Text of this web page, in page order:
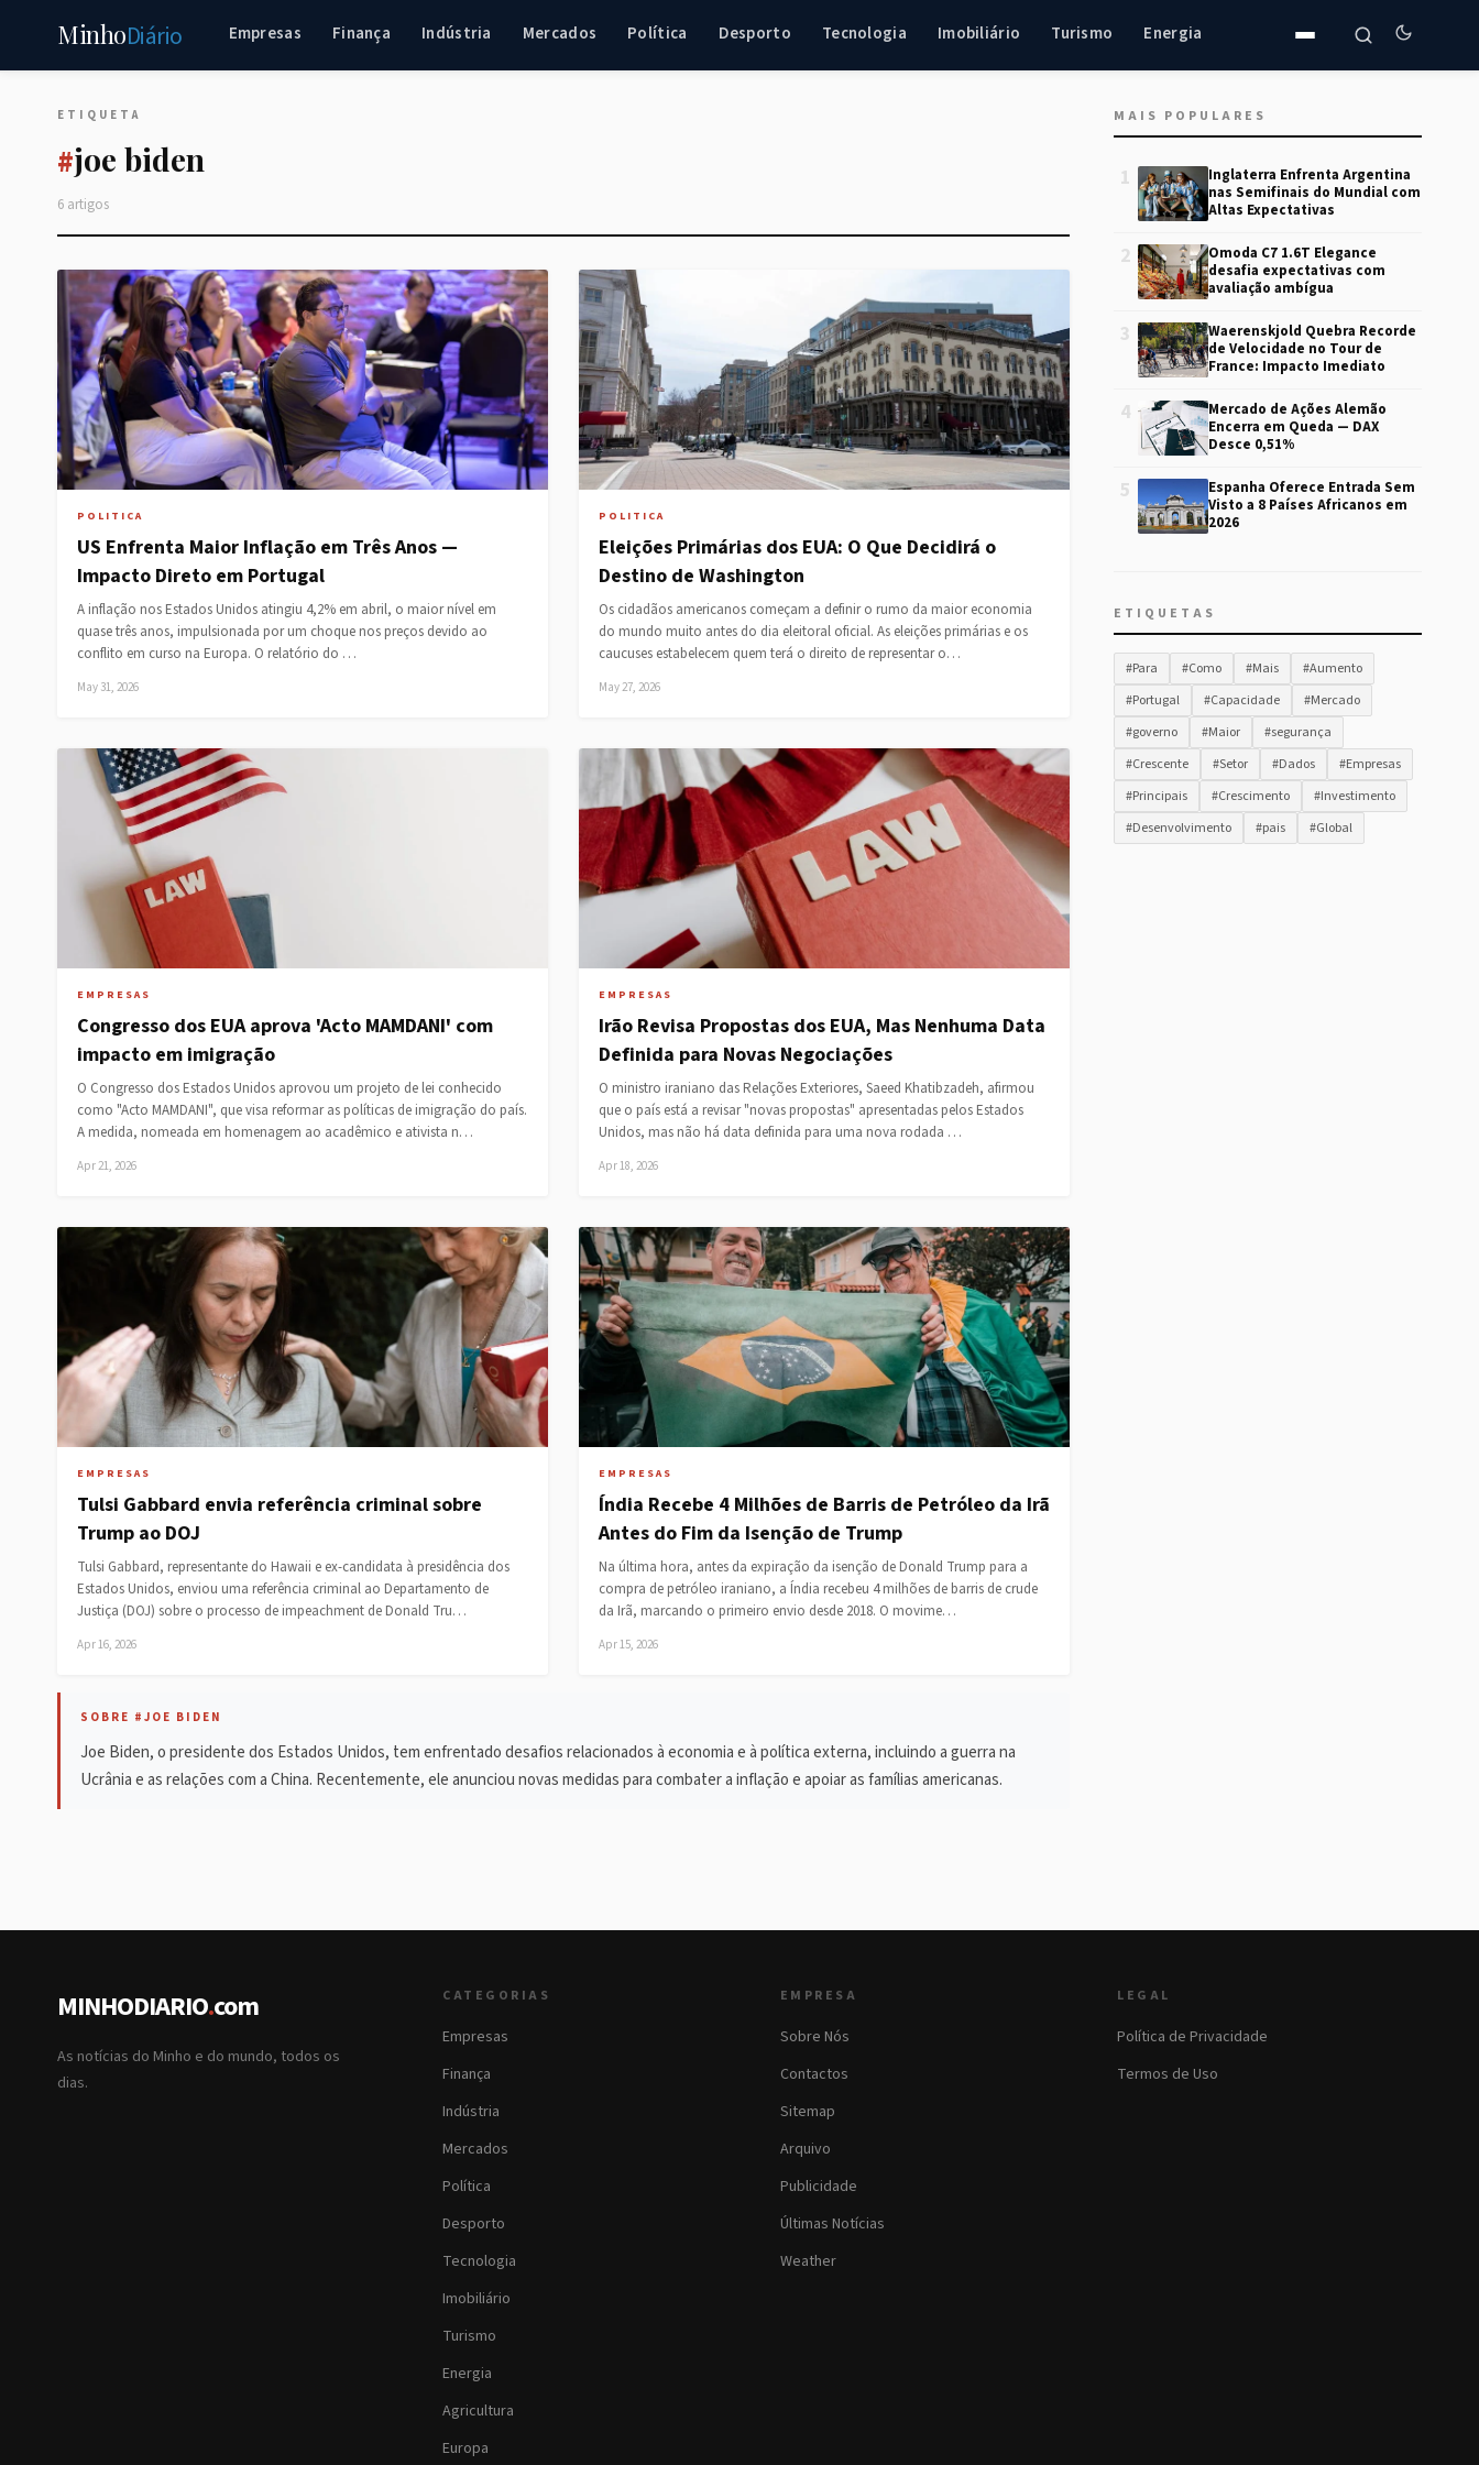
MinhoDiário Empresas Finança Indústria Mercados Política Desporto Tecnologia Imobiliário Turismo Energia
ETIQUETA
#joe biden
6 artigos
POLITICA
US Enfrenta Maior Inflação em Três Anos —
Impacto Direto em Portugal
A inflação nos Estados Unidos atingiu 4,2% em abril, o maior nível em
quase três anos, impulsionada por um choque nos preços devido ao
conflito em curso na Europa. O relatório do …
May 31, 2026
POLITICA
Eleições Primárias dos EUA: O Que Decidirá o
Destino de Washington
Os cidadãos americanos começam a definir o rumo da maior economia
do mundo muito antes do dia eleitoral oficial. As eleições primárias e os
caucuses estabelecem quem terá o direito de representar o…
May 27, 2026
EMPRESAS
Congresso dos EUA aprova 'Acto MAMDANI' com
impacto em imigração
O Congresso dos Estados Unidos aprovou um projeto de lei conhecido
como "Acto MAMDANI", que visa reformar as políticas de imigração do país.
A medida, nomeada em homenagem ao acadêmico e ativista n…
Apr 21, 2026
EMPRESAS
Irão Revisa Propostas dos EUA, Mas Nenhuma Data
Definida para Novas Negociações
O ministro iraniano das Relações Exteriores, Saeed Khatibzadeh, afirmou
que o país está a revisar "novas propostas" apresentadas pelos Estados
Unidos, mas não há data definida para uma nova rodada …
Apr 18, 2026
EMPRESAS
Tulsi Gabbard envia referência criminal sobre
Trump ao DOJ
Tulsi Gabbard, representante do Hawaii e ex-candidata à presidência dos
Estados Unidos, enviou uma referência criminal ao Departamento de
Justiça (DOJ) sobre o processo de impeachment de Donald Tru…
Apr 16, 2026
EMPRESAS
Índia Recebe 4 Milhões de Barris de Petróleo da Irã
Antes do Fim da Isenção de Trump
Na última hora, antes da expiração da isenção de Donald Trump para a
compra de petróleo iraniano, a Índia recebeu 4 milhões de barris de crude
da Irã, marcando o primeiro envio desde 2018. O movime…
Apr 15, 2026
SOBRE #JOE BIDEN
Joe Biden, o presidente dos Estados Unidos, tem enfrentado desafios relacionados à economia e à política externa, incluindo a guerra na
Ucrânia e as relações com a China. Recentemente, ele anunciou novas medidas para combater a inflação e apoiar as famílias americanas.
MAIS POPULARES
1
Inglaterra Enfrenta Argentina
nas Semifinais do Mundial com
Altas Expectativas
2
Omoda C7 1.6T Elegance
desafia expectativas com
avaliação ambígua
3
Waerenskjold Quebra Recorde
de Velocidade no Tour de
France: Impacto Imediato
4
Mercado de Ações Alemão
Encerra em Queda — DAX
Desce 0,51%
5
Espanha Oferece Entrada Sem
Visto a 8 Países Africanos em
2026
ETIQUETAS
#Para #Como #Mais
#Aumento
#Portugal
#Capacidade
#Mercado
#governo
#Maior
#segurança
#Crescente
#Setor #Dados
#Empresas
#Principais
#Crescimento
#Investimento
#Desenvolvimento
#pais #Global
MINHODIARIO.com
As notícias do Minho e do mundo, todos os
dias.
CATEGORIAS
Empresas
Finança
Indústria
Mercados
Política
Desporto
Tecnologia
Imobiliário
Turismo
Energia
Agricultura
Europa
EMPRESA
Sobre Nós
Contactos
Sitemap
Arquivo
Publicidade
Últimas Notícias
Weather
LEGAL
Política de Privacidade
Termos de Uso